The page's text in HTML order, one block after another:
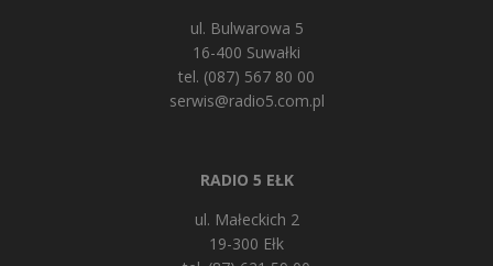
ul. Bulwarowa 5
16-400 Suwałki
tel. (087) 567 80 00
serwis@radio5.com.pl
RADIO 5 EŁK
ul. Małeckich 2
19-300 Ełk